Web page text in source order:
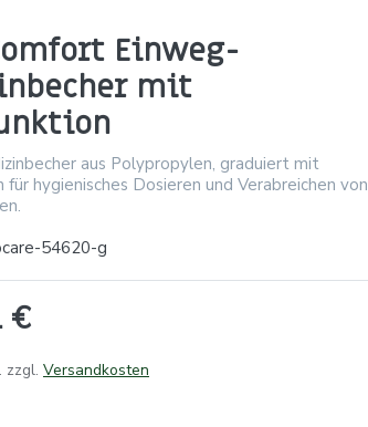
Einweg-
mit
aus Polypropylen, graduiert mit
für hygienisches Dosieren und Verabreichen von
54620-g
€
zzgl. Versandkosten